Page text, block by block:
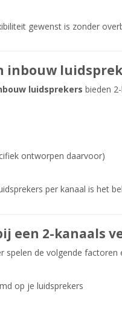
gewenst is zonder
inbouw
luidsprekers bieden
ontworpen daarvoor)
per kanaal is het
een 2-kanaals
spelen de volgende factoren
op je luidsprekers